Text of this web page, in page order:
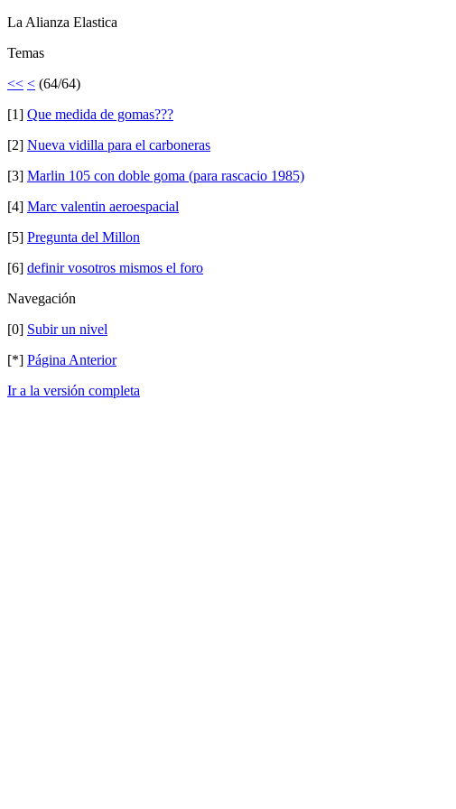
La Alianza Elastica
Temas
<< < (64/64)
[1] Que medida de gomas???
[2] Nueva vidilla para el carboneras
[3] Marlin 105 con doble goma (para rascacio 1985)
[4] Marc valentin aeroespacial
[5] Pregunta del Millon
[6] definir vosotros mismos el foro
Navegación
[0] Subir un nivel
[*] Página Anterior
Ir a la versión completa